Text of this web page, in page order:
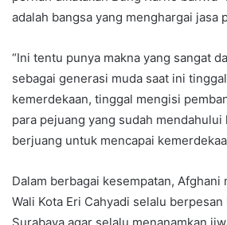
adalah bangsa yang menghargai jasa
“Ini tentu punya makna yang sangat
sebagai generasi muda saat ini
kemerdekaan, tinggal mengisi
para pejuang yang sudah
berjuang untuk mencapai
Dalam berbagai kesempatan, Afghani
Wali Kota Eri Cahyadi selalu